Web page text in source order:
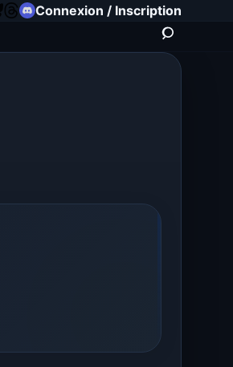
Connexion / Inscription